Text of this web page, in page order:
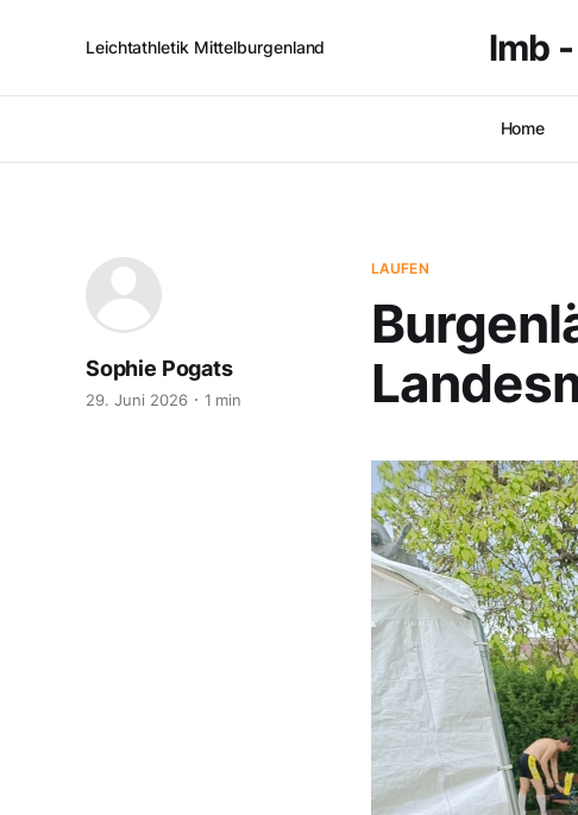
Leichtathletik Mittelburgenland lmb
Home
LAUFEN
Sophie Pogats
29. Juni 2026 1 min